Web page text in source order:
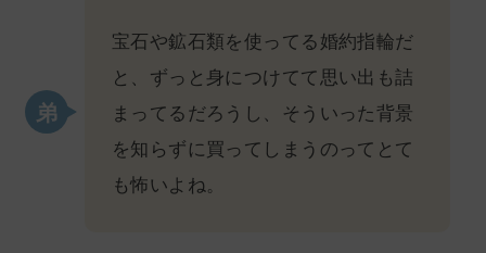
宝石や鉱石類を使ってる婚約指輪だ
と、ずっと身につけてて思い出も詰
まってるだろうし、そういった背景
を知らずに買ってしまうのってとて
も怖いよね。